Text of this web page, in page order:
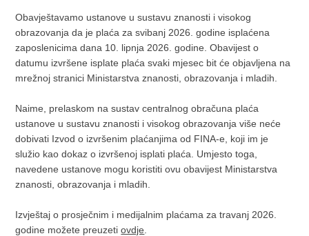
Obavještavamo ustanove u sustavu znanosti i visokog
obrazovanja da je plaća za svibanj 2026. godine isplaćena
zaposlenicima dana 10. lipnja 2026. godine. Obavijest o
datumu izvršene isplate plaća svaki mjesec bit će objavljena na
mrežnoj stranici Ministarstva znanosti, obrazovanja i mladih.
Naime, prelaskom na sustav centralnog obračuna plaća
ustanove u sustavu znanosti i visokog obrazovanja više neće
dobivati Izvod o izvršenim plaćanjima od FINA-e, koji im je
služio kao dokaz o izvršenoj isplati plaća. Umjesto toga,
navedene ustanove mogu koristiti ovu obavijest Ministarstva
znanosti, obrazovanja i mladih.
Izvještaj o prosječnim i medijalnim plaćama za travanj 2026.
godine možete preuzetiovdje